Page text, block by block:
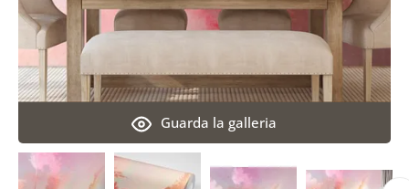
Guarda la galleria